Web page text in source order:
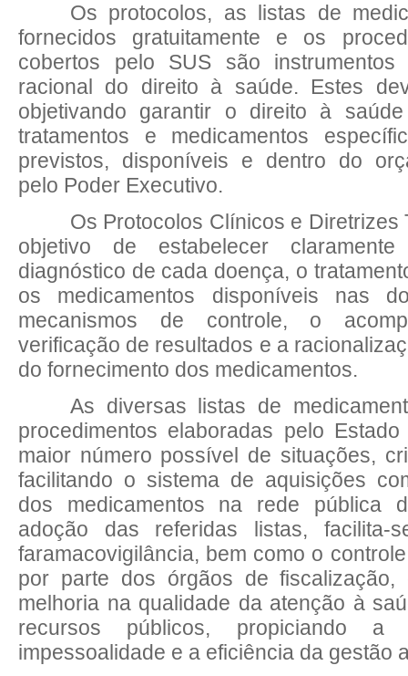
Os protocolos, as listas de
fornecidos gratuitamente e os
cobertos pelo SUS são
racional do direito à saúde. Estes
objetivando garantir o direito à
tratamentos e medicamentos
previstos, disponíveis e dentro do
pelo Poder Executivo.
Os Protocolos Clínicos e Diretrizes
objetivo de estabelecer
diagnóstico de cada doença, o
os medicamentos disponíveis nas
mecanismos de controle, o
verificação de resultados e a
do fornecimento dos medicamentos.
As diversas listas de
procedimentos elaboradas pelo
maior número possível de situações,
facilitando o sistema de aquisições
dos medicamentos na rede pública
adoção das referidas listas,
faramacovigilância, bem como o
por parte dos órgãos de
melhoria na qualidade da atenção à
recursos públicos, propiciando a
impessoalidade e a eficiência da gestão